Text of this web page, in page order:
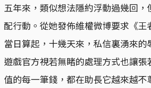
五年來，類似想法隱約浮動過幾回，
配行動。從她發佈維權微博要求《王
當日算起，十幾天來，私信裏湧來
遊戲官方視若無睹的處理方式也讓
值的每一筆錢，都在助長它越來越不